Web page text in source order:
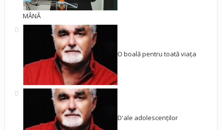
MÂNĂ
O boală pentru toată viața
D'ale adolescenților